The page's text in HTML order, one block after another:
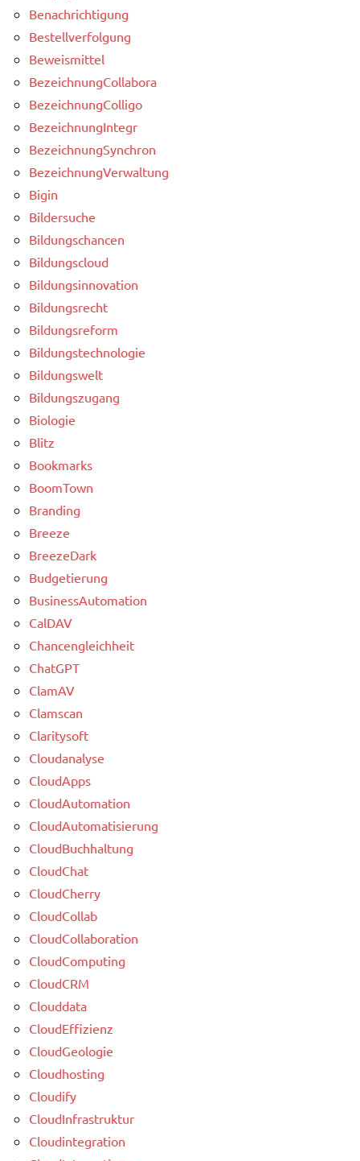
Benachrichtigung
Bestellverfolgung
Beweismittel
BezeichnungCollabora
BezeichnungColligo
BezeichnungIntegr
BezeichnungSynchron
BezeichnungVerwaltung
Bigin
Bildersuche
Bildungschancen
Bildungscloud
Bildungsinnovation
Bildungsrecht
Bildungsreform
Bildungstechnologie
Bildungswelt
Bildungszugang
Biologie
Blitz
Bookmarks
BoomTown
Branding
Breeze
BreezeDark
Budgetierung
BusinessAutomation
CalDAV
Chancengleichheit
ChatGPT
ClamAV
Clamscan
Claritysoft
Cloudanalyse
CloudApps
CloudAutomation
CloudAutomatisierung
CloudBuchhaltung
CloudChat
CloudCherry
CloudCollab
CloudCollaboration
CloudComputing
CloudCRM
Clouddata
CloudEffizienz
CloudGeologie
Cloudhosting
Cloudify
CloudInfrastruktur
Cloudintegration